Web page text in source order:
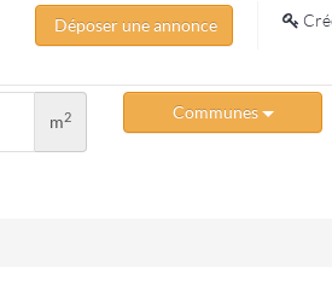
Déposer une annonce
m2 Communes